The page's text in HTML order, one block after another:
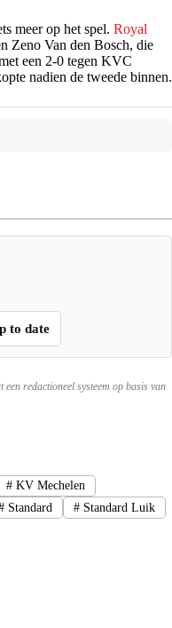
meer op het spel. Royal
Zeno Van den Bosch, die
een 2-0 tegen KVC
nadien de tweede binnen.
to date
redactioneel systeem op basis van
#KV Mechelen
Standard #Standard Luik